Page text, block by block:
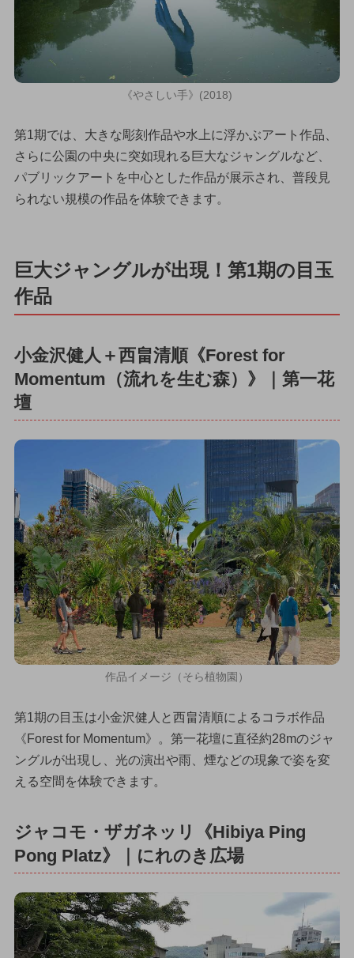
《やさしい手》(2018)
第1期では、大きな彫刻作品や水上に浮かぶアート作品、
さらに公園の中央に突如現れる巨大なジャングルなど、
パブリックアートを中心とした作品が展示され、普段見
られない規模の作品を体験できます。
巨大ジャングルが出現！第1期の目玉
作品
小金沢健人＋西畠清順《Forest for
Momentum（流れを生む森）》｜第一花
壇
作品イメージ（そら植物園）
第1期の目玉は小金沢健人と西畠清順によるコラボ作品
《Forest for Momentum》。第一花壇に直径約28mのジャ
ングルが出現し、光の演出や雨、煙などの現象で姿を変
える空間を体験できます。
ジャコモ・ザガネッリ《Hibiya Ping
Pong Platz》｜にれのき広場